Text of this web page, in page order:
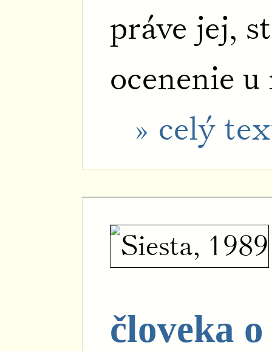
práve jej,
ocenenie
» celý
človeka